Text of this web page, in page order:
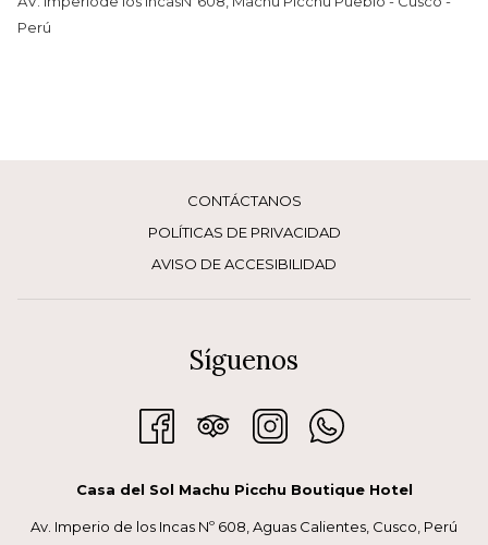
Perú
CONTÁCTANOS
POLÍTICAS DE PRIVACIDAD
AVISO DE ACCESIBILIDAD
Síguenos
Casa del Sol Machu Picchu Boutique Hotel
Av. Imperio de los Incas Nº 608, Aguas Calientes, Cusco, Perú